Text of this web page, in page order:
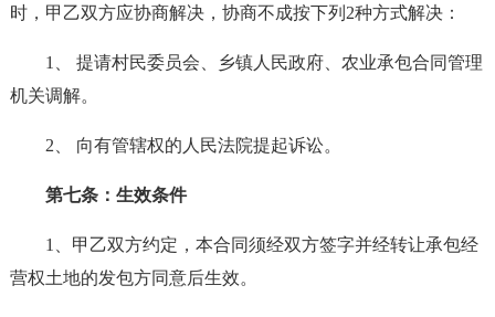
时，甲乙双方应协商解决，协商不成按下列2种方式解决：
1、 提请村民委员会、乡镇人民政府、农业承包合同管理
机关调解。
2、 向有管辖权的人民法院提起诉讼。
第七条：生效条件
1、甲乙双方约定，本合同须经双方签字并经转让承包经
营权土地的发包方同意后生效。